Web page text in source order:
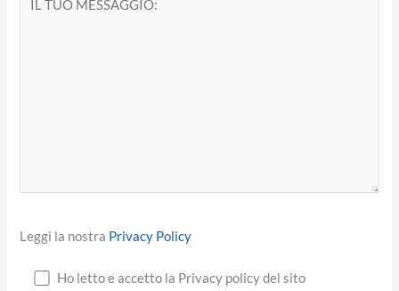
Leggi la nostra Privacy Policy
Ho letto e accetto la Privacy policy del sito